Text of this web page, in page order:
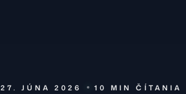
27. JÚNA 2026 10 MIN ČÍTANIA